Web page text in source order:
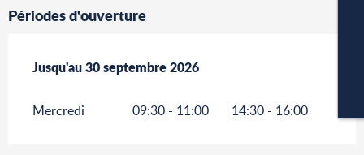
Périodes d'ouverture
Du6 mai 2026au30 septembre 2026
Jusqu'au30 septembre 2026
Mercredi 09:30 - 11:00 14:30 - 16:00